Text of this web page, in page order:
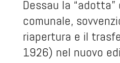
Dessau la
comunale,
riapertura e il
1926) nel nuovo